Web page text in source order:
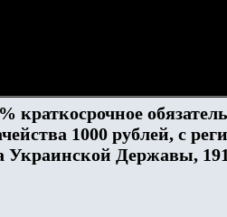
краткосрочное
1000 рублей, с
Украинской Державы,